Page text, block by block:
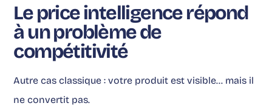
Le price intelligence répond
à un problème de
compétitivité
Autre cas classique : votre produit est visible… mais il
ne convertit pas.